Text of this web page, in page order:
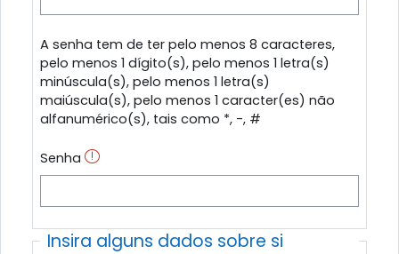
A senha tem de ter pelo menos 8 caracteres,
pelo menos 1 dígito(s), pelo menos 1 letra(s)
minúscula(s), pelo menos 1 letra(s)
maiúscula(s), pelo menos 1 caracter(es) não
alfanumérico(s), tais como *, -, #
Senha
Insira alguns dados sobre si